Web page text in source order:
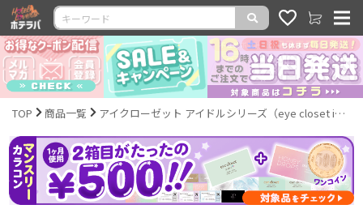
TOP 商品一覧 アイクローゼット アイドルシリーズ（eye closet idol series）